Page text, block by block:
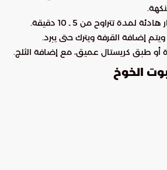
لمدة تتراوح من 5 ـ 10 دقيقة.
ويتم إضافة القرفة ويترك حتى يبرد.
طبق كريستال عميق، مع إضافة الثلج.
الخوخ